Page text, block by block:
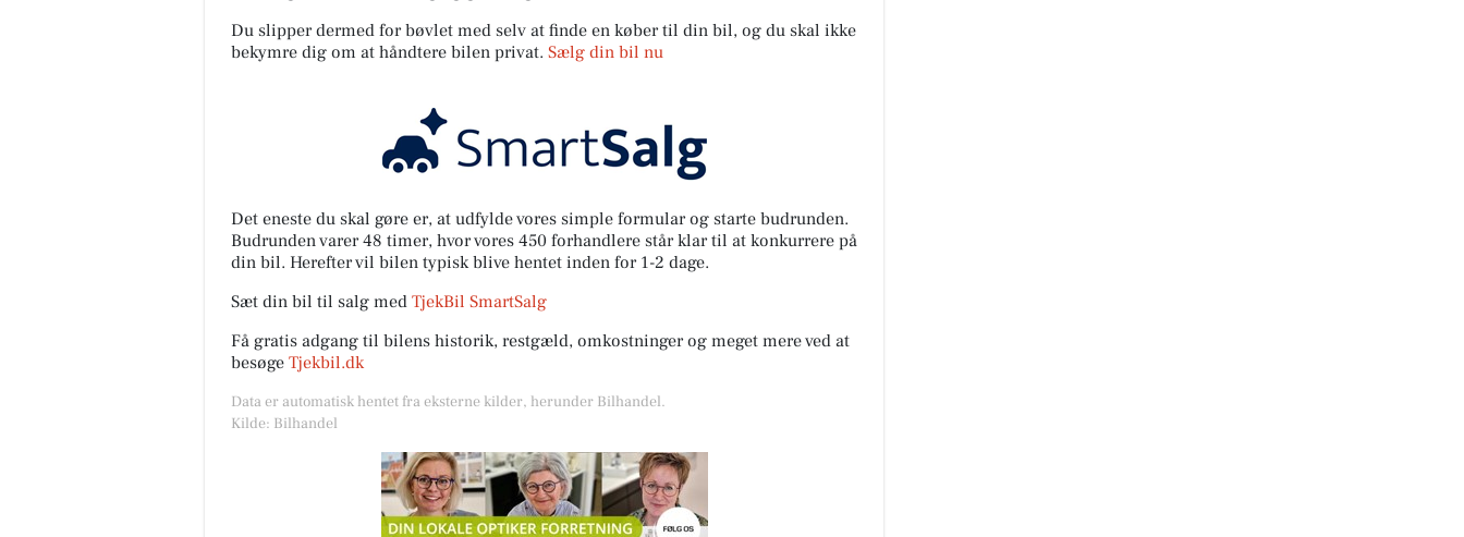
Du slipper dermed for bøvlet med selv at finde en køber til din bil, og du skal ikke
bekymre dig om at håndtere bilen privat. Sælg din bil nu
Det eneste du skal gøre er, at udfylde vores simple formular og starte budrunden.
Budrunden varer 48 timer, hvor vores 450 forhandlere står klar til at konkurrere på
din bil. Herefter vil bilen typisk blive hentet inden for 1-2 dage.
Sæt din bil til salg med TjekBil SmartSalg
Få gratis adgang til bilens historik, restgæld, omkostninger og meget mere ved at
besøge Tjekbil.dk
Data er automatisk hentet fra eksterne kilder, herunder Bilhandel.
Kilde: Bilhandel